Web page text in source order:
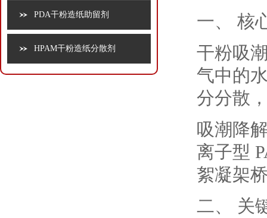
PDA干粉造纸助留剂
HPAM干粉造纸分散剂
一、 核
干粉吸
气中的
分分散
吸潮降
离子型
絮凝架
二、 关